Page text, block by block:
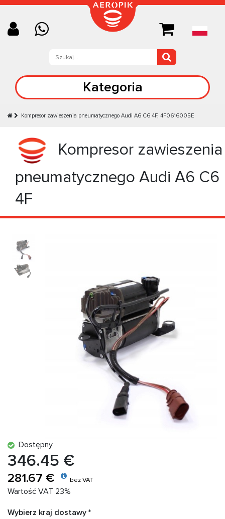
Kategoria
Kompresor zawieszenia pneumatycznego Audi A6 C6 4F, 4F0616005E
Kompresor zawieszenia
pneumatycznego Audi A6 C6
4F
Dostępny
346.45 €
281.67 € bez VAT
Wartość VAT 23%
Wybierz kraj dostawy *